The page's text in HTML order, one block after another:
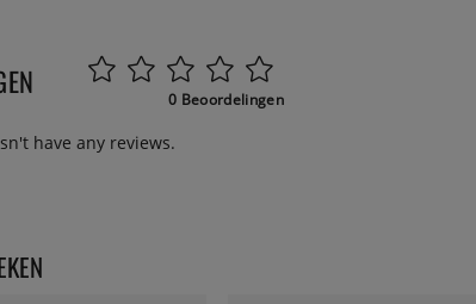
0 Beoordelingen
have any reviews.